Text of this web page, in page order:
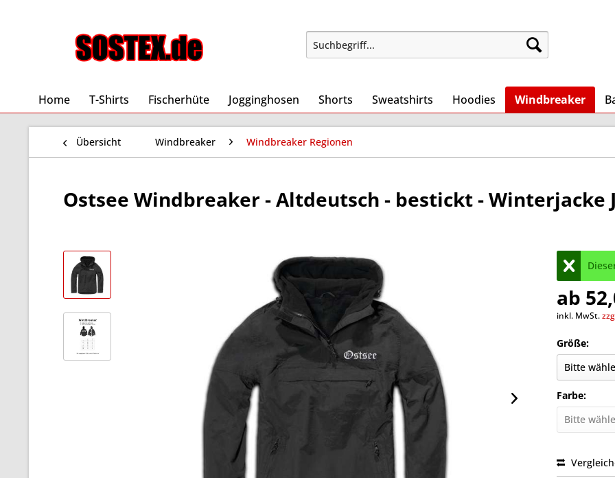
Home T-Shirts Fischerhüte Jogginghosen Shorts Sweatshirts Hoodies Windbreaker
Übersicht Windbreaker Windbreaker Regionen
Ostsee Windbreaker - Altdeutsch - bestickt - Winterjacke
ab
inkl. MwSt.
Größe:
Farbe: